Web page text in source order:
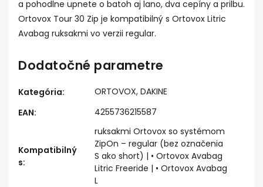
a pohodlne upnete o batoh aj lano, dva cepíny a prilbu.
Ortovox Tour 30 Zip je kompatibilný s Ortovox Litric
Avabag ruksakmi vo verzii regular.
Dodatočné parametre
Kategória:
ORTOVOX, DAKINE
EAN: 4255736215587
Kompatibilný
s:
ruksakmi Ortovox so systémom
ZipOn – regular (bez označenia
S ako short) | • Ortovox Avabag
Litric Freeride | • Ortovox Avabag
L